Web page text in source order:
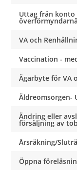
Uttag från konto
VA och
Vaccination -
Ägarbyte för VA
Äldreomsorgen-
Ändring eller
försäljning av
Årsräkning/
Öppna